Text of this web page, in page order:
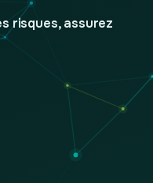
risques, assurez